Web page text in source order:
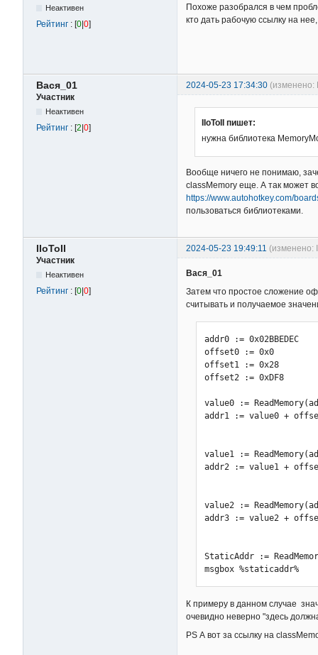
Неактивен
Рейтинг : [0 0]
Похоже разобрался в чем
кто дать рабочую ссылку на
Вася_01 2024-05-23 17:34:30 (изменено:
Участник
Неактивен
Рейтинг : [2|0]
IIoToII пишет:
нужна библиотека
Вообще ничего не понимаю,
classMemory еще. А так может
https://www.autohotkey.com/
пользоваться библиотеками.
IIoToII 2024-05-23 19:49:11 (изменено:
Участник
Неактивен
Рейтинг : [0|0]
Вася_01
Затем что простое сложение
считывать и получаемое
addr0 := 0x02BBEDEC
offset0 := 0x0
offset1 := 0x28
offset2 := 0xDF8
value0 :=
addr1 := value0 +
value1 :=
addr2 := value1 +
value2 :=
addr3 := value2 +
StaticAddr :=
msgbox %staticaddr%
К примеру в данном случае
очевидно неверно "здесь
PS А вот за ссылку на